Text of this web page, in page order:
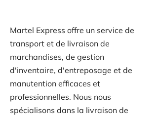
Martel Express offre un service de
transport et de livraison de
marchandises, de gestion
d'inventaire, d'entreposage et de
manutention efficaces et
professionnelles. Nous nous
spécialisons dans la livraison de